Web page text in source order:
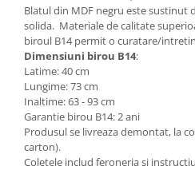
Scaune birou pentru copii
Saltele patuturi copii
Paturi copii
Masa si scaune gradinita
Seturi comode living si dormitor
Blatul din MDF negru este sustinut
solida. Materiale de calitate
biroul B14 permit o curatare/
Dimensiuni birou B14:
Latime: 40 cm
Lungime: 73 cm
Inaltime: 63 - 93 cm
Garantie birou B14: 2 ani
Produsul se livreaza demontat, la
carton).
Coletele includ feroneria si